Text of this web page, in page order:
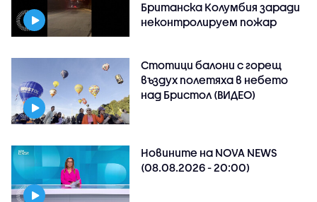
Британска Колумбия заради
неконтролируем пожар
Стотици балони с горещ
въздух полетяха в небето
над Бристол (ВИДЕО)
Новините на NOVA NEWS
(08.08.2026 - 20:00)